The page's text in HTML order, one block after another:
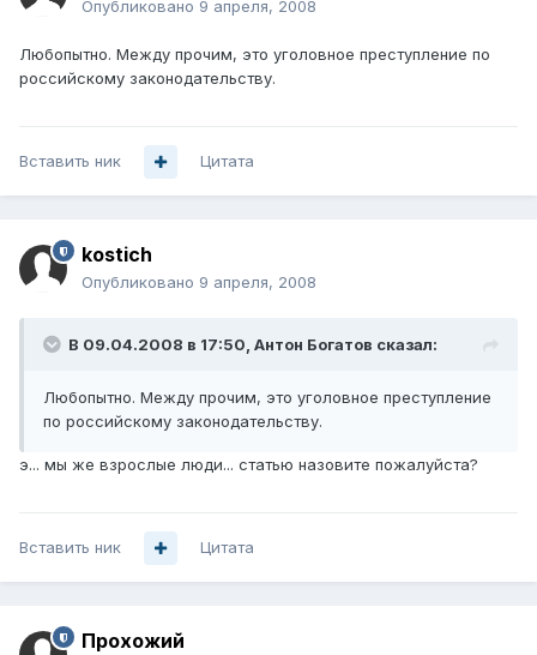
Опубликовано 9 апреля, 2008
Любопытно. Между прочим, это уголовное преступление по
российскому законодательству.
Вставить ник Цитата
kostich
Опубликовано 9 апреля, 2008
В 09.04.2008 в 17:50, Антон Богатов сказал:
Любопытно. Между прочим, это уголовное преступление
по российскому законодательству.
э... мы же взрослые люди... статью назовите пожалуйста?
Вставить ник Цитата
Прохожий